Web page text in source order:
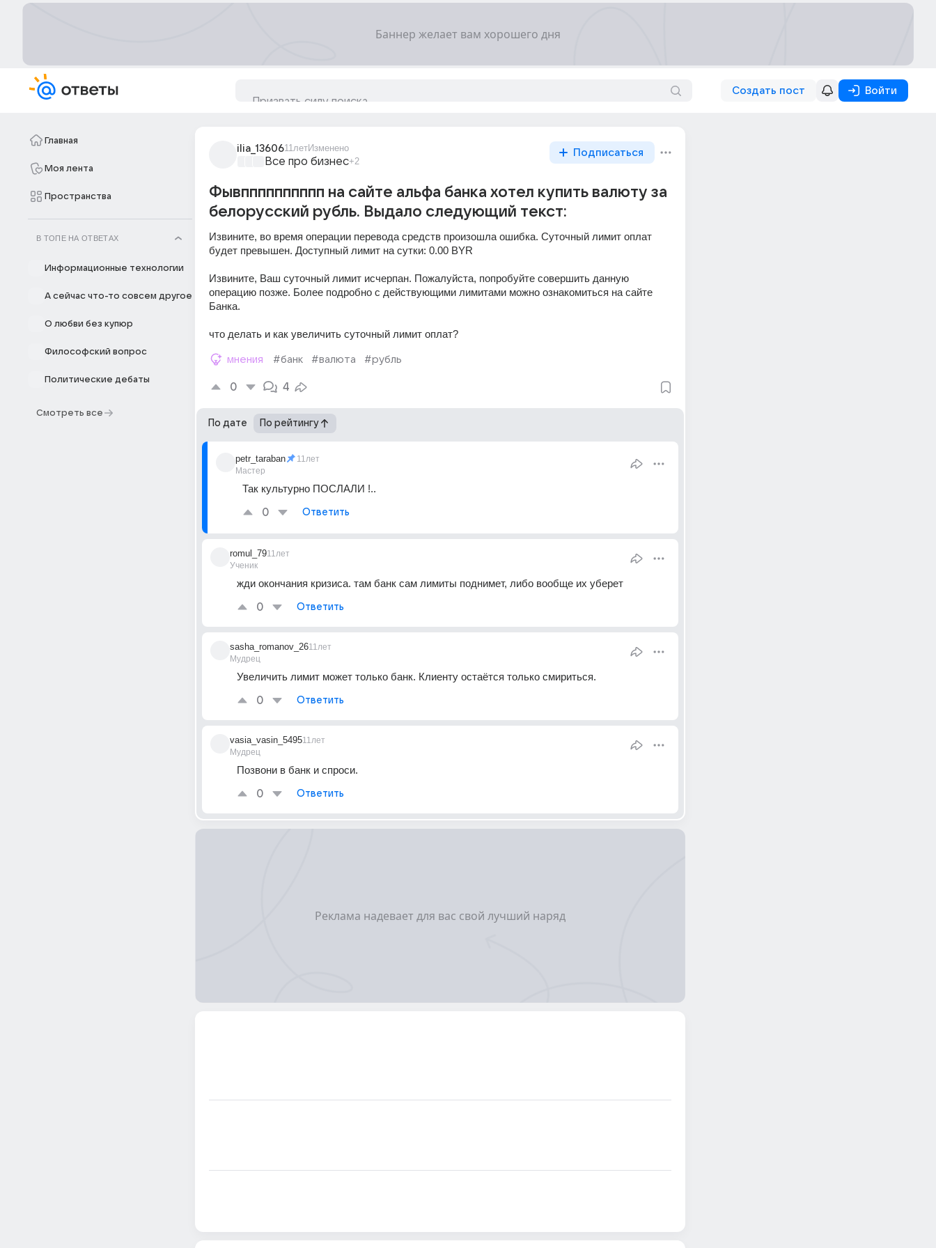
Создать пост Войти
Главная
Моя лента
Пространства
В ТОПЕ НА ОТВЕТАХ
Информационные технологии
А сейчас что-то совсем другое
О любви без купюр
Философский вопрос
Политические дебаты
Смотреть все
ilia_1360611летИзменено
Все про бизнес+2
Подписаться
Фывпппппппппп на сайте альфа банка хотел купить валюту за
белорусский рубль. Выдало следующий текст:
Извините, во время операции перевода средств произошла ошибка. Суточный лимит оплат
будет превышен. Доступный лимит на сутки: 0.00 BYR
Извините, Ваш суточный лимит исчерпан. Пожалуйста, попробуйте совершить данную
операцию позже. Более подробно с действующими лимитами можно ознакомиться на сайте
Банка.
что делать и как увеличить суточный лимит оплат?
мнения #банк #валюта #рубль
0 4
По дате По рейтингу
petr_taraban
Мастер
11лет
Так культурно ПОСЛАЛИ !..
0 Ответить
romul_79
Ученик
11лет
жди окончания кризиса. там банк сам лимиты поднимет, либо вообще их уберет
0 Ответить
sasha_romanov_26
Мудрец
11лет
Увеличить лимит может только банк. Клиенту остаётся только смириться.
0 Ответить
vasia_vasin_5495
Мудрец
11лет
Позвони в банк и спроси.
0 Ответить